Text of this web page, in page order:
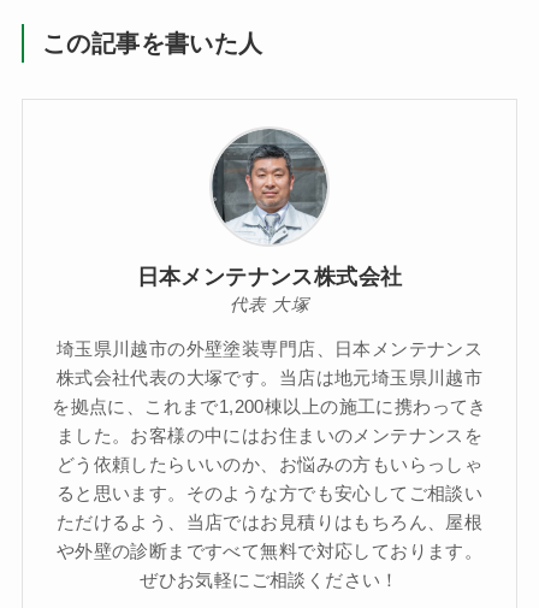
この記事を書いた人
日本メンテナンス株式会社
代表 大塚
埼玉県川越市の外壁塗装専門店、日本メンテナンス
株式会社代表の大塚です。当店は地元埼玉県川越市
を拠点に、これまで1,200棟以上の施工に携わってき
ました。お客様の中にはお住まいのメンテナンスを
どう依頼したらいいのか、お悩みの方もいらっしゃ
ると思います。そのような方でも安心してご相談い
ただけるよう、当店ではお見積りはもちろん、屋根
や外壁の診断まですべて無料で対応しております。
ぜひお気軽にご相談ください！